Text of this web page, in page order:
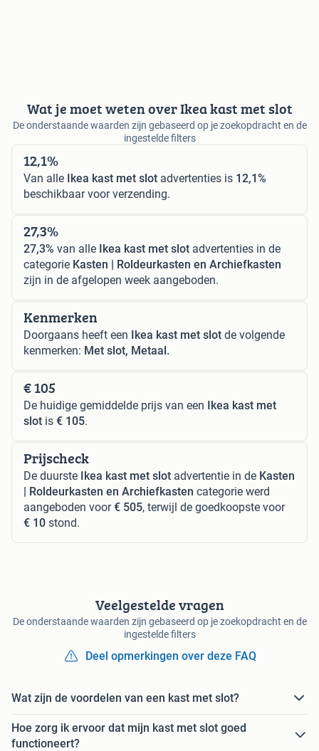
Wat je moet weten over Ikea kast met slot
De onderstaande waarden zijn gebaseerd op je zoekopdracht en de
ingestelde filters
12,1%
Van alle Ikea kast met slot advertenties is 12,1%
beschikbaar voor verzending.
27,3%
27,3% van alle Ikea kast met slot advertenties in de
categorie Kasten | Roldeurkasten en Archiefkasten
zijn in de afgelopen week aangeboden.
Kenmerken
Doorgaans heeft een Ikea kast met slot de volgende
kenmerken: Met slot, Metaal.
€ 105
De huidige gemiddelde prijs van een Ikea kast met
slot is € 105.
Prijscheck
De duurste Ikea kast met slot advertentie in de Kasten
| Roldeurkasten en Archiefkasten categorie werd
aangeboden voor€ 505, terwijl de goedkoopste voor
€ 10 stond.
Veelgestelde vragen
De onderstaande waarden zijn gebaseerd op je zoekopdracht en de
ingestelde filters
Deel opmerkingen over deze FAQ
Wat zijn de voordelen van een kast met slot?
Hoe zorg ik ervoor dat mijn kast met slot goed
functioneert?